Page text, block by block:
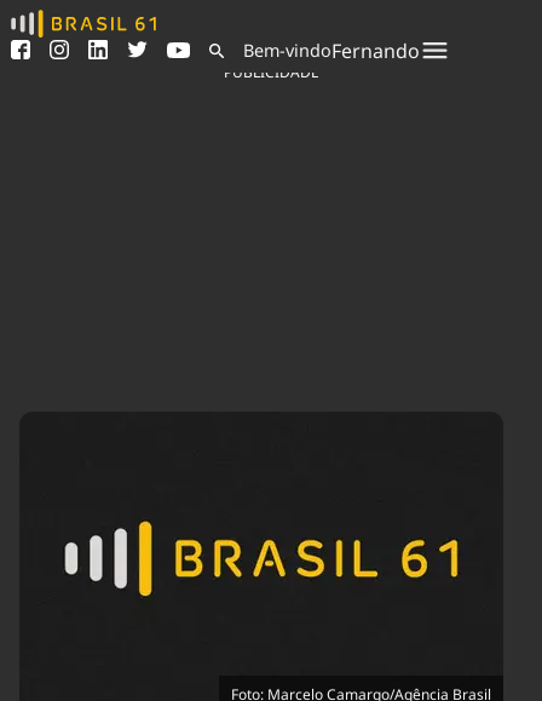
Ver todas as notícias
Podcasts
Indicadores
Tecnologia
Cinema
Infraestrutura
Internacional
Bem-vindoFernando
PUBLICIDADE
Foto: Marcelo Camargo/Agência Brasil